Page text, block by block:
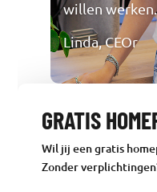
GRATIS
Wil jij een gratis
Zonder
willen werken.
Linda, CEOr